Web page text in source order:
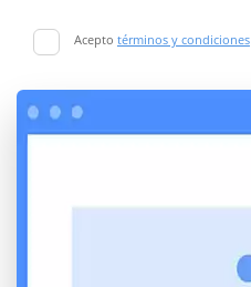
Acepto términos y condiciones